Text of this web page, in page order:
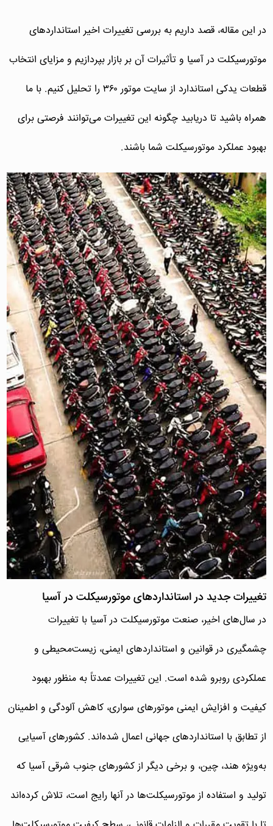
در این مقاله، قصد داریم به بررسی تغییرات اخیر استانداردهای
موتورسیکلت در آسیا و تأثیرات آن بر بازار بپردازیم و مزایای انتخاب
قطعات یدکی استاندارد از سایت موتور ۳۶۰ را تحلیل کنیم. با ما
همراه باشید تا دریابید چگونه این تغییرات می‌توانند فرصتی برای
بهبود عملکرد موتورسیکلت شما باشند.
تغییرات جدید در استانداردهای موتورسیکلت در آسیا
در سال‌های اخیر، صنعت موتورسیکلت در آسیا با تغییرات
چشمگیری در قوانین و استانداردهای ایمنی، زیست‌محیطی و
عملکردی روبرو شده است. این تغییرات عمدتاً به منظور بهبود
کیفیت و افزایش ایمنی موتورهای سواری، کاهش آلودگی و اطمینان
از تطابق با استانداردهای جهانی اعمال شده‌اند. کشورهای آسیایی
به‌ویژه هند، چین، و برخی دیگر از کشورهای جنوب شرقی آسیا که
تولید و استفاده از موتورسیکلت‌ها در آنها رایج است، تلاش کرده‌اند